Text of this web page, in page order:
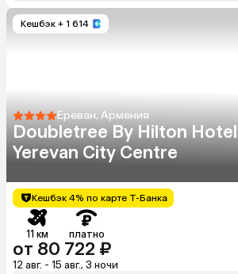
Кешбэк + 1 614
Ереван, Армения
Doubletree By Hilton Hotel
Yerevan City Centre
Кешбэк 4% по карте Т-Банка
11 км платно
от 80 722 ₽
12 авг. - 15 авг., 3 ночи